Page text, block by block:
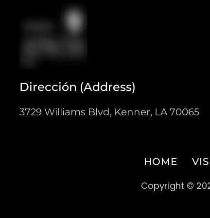
Dirección (Address)
3729 Williams Blvd, Kenner, LA 70065
HOME
Copyright ©